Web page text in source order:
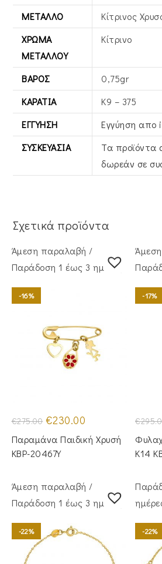
ΜΈΤΑΛΛΟ
Κίτρινος
ΧΡΏΜΑ
ΜΕΤΆΛΛΟΥ
Κίτρινο
ΒΆΡΟΣ
0,75gr
ΚΑΡΆΤΙΑ
Κ9 – 375
ΕΓΓΎΗΣΗ
Εγγύηση απο
ΣΥΣΚΕΥΑΣΊΑ
Τα προϊόντα
δωρεάν σε
Σχετικά προϊόντα
Άμεση παραλαβή /
Παράδoση 1 έως 3 ημέρες
-16%
€275.00 Original
price
was:
€275.00.
€230.00
τιμή
είναι:
Παραμάνα Παιδική Χρυσή
KBP-20467Υ
-17%
€
Κ14
Άμεση παραλαβή /
Παράδoση 1 έως 3 ημέρες
-22% -22%